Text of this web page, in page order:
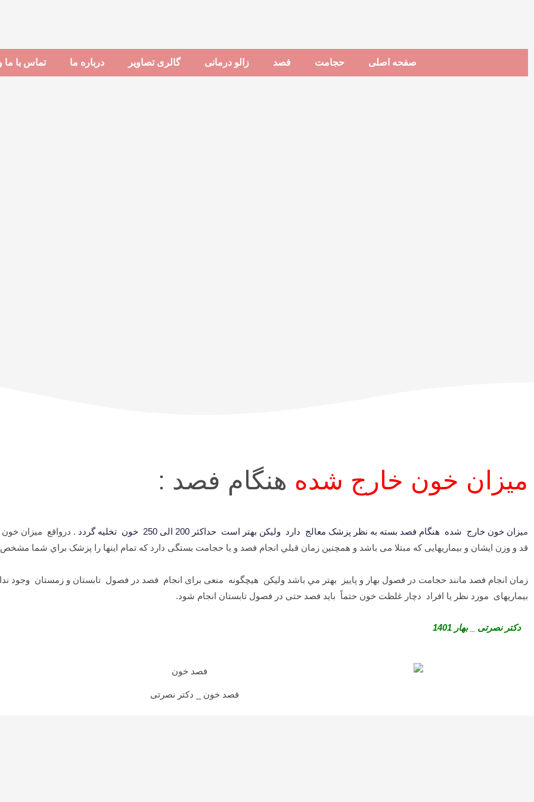
صفحه اصلی حجامت فصد زالو درمانی گالری تصاوير درباره ما تماس با
ميزان خون خارج شده هنگام فصد :
میزان خون خارج شده هنگام فصد بسته به نظر پزشک معالج دارد ولیکن بهتر است حداکثر 200 الی 250 خون تخلیه گردد
. درواقع میزان
قد و وزن ایشان و بیماریهایی که مبتلا می باشد و همچنين زمان قبلي انجام فصد و یا حجامت بستگی دارد که تمام اینها را پزشک براي شما
زمان انجام فصد مانند حجامت در فصول بهار و پاییز بهتر مي باشد ولیکن هیچگونه منعی برای انجام فصد در فصول تابستان و زمستان وجود
بیماریهای مورد نظر یا افراد دچار غلظت خون حتماً باید فصد حتی در فصول تابستان انجام شود.
دکتر نصرتی _ بهار 1401
فصد خون _ دکتر نصرتی